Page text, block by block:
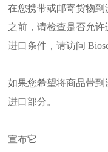
在您携带或邮寄货物
之前，请检查是否允
进口条件，请访问
如果您希望将商品带
进口部分。
宣布它